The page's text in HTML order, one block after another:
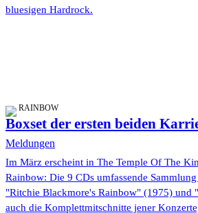
bluesigen Hardrock.
RAINBOW
Boxset der ersten beiden
Meldungen
Im März erscheint in The Temple Of The
Rainbow: Die 9 CDs umfassende
"Ritchie Blackmore's Rainbow" (1975) und
auch die Komplettmitschnitte jener